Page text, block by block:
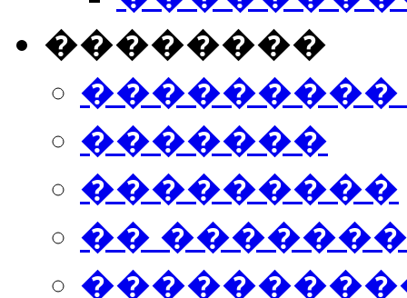
��������
���������
�������
���������
��